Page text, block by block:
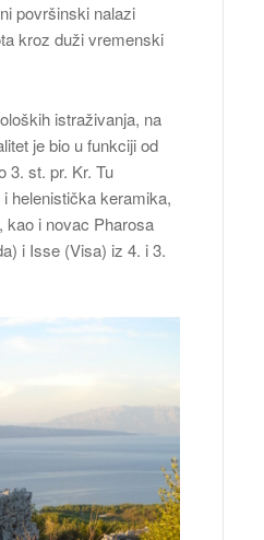
površinski nalazi
kroz duži vremenski
istraživanja, na
je bio u funkciji od
3. st. pr. Kr. Tu
helenistička keramika,
kao i novac Pharosa
i Isse (Visa) iz 4. i 3.